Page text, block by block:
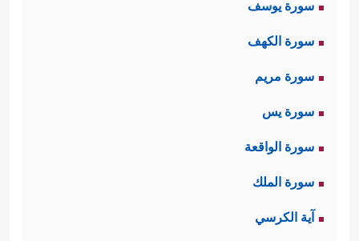
سورة يوسف
سورة الكهف
سورة مريم
سورة يس
سورة الواقعة
سورة الملك
آية الكرسي